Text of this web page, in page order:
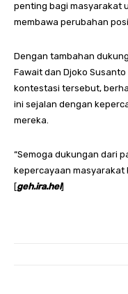
penting bagi masyarakat
membawa perubahan
Dengan tambahan
Fawait dan Djoko
kontestasi tersebut,
ini sejalan dengan
mereka.
“Semoga dukungan dari
kepercayaan masyarakat
[geh.ira.hel]